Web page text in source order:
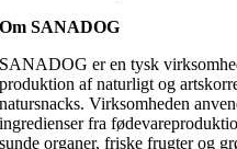
Om SANADOG
SANADOG er en tysk
produktion af naturligt og
natursnacks. Virksomheden
ingredienser fra
sunde organer, friske frugter og